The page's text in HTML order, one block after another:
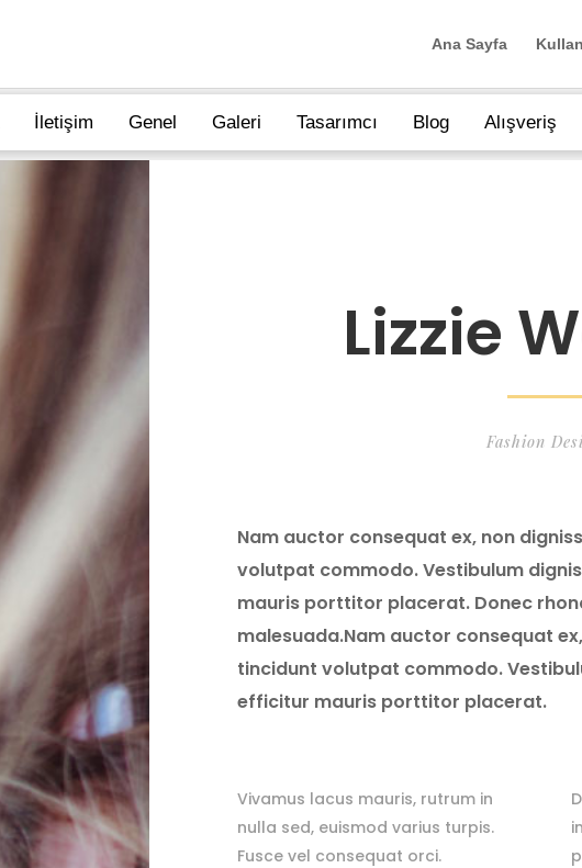
Ana Sayfa
İletişim Genel Galeri Tasarımcı Blog Alışveriş
Lizzie
Fashion
Nam auctor consequat ex, non
volutpat commodo. Vestibulum
mauris porttitor placerat. Donec
malesuada.Nam auctor consequat
tincidunt volutpat commodo.
efficitur mauris porttitor placerat.
Vivamus lacus mauris, rutrum in
nulla sed, euismod varius turpis.
Fusce vel consequat orci.